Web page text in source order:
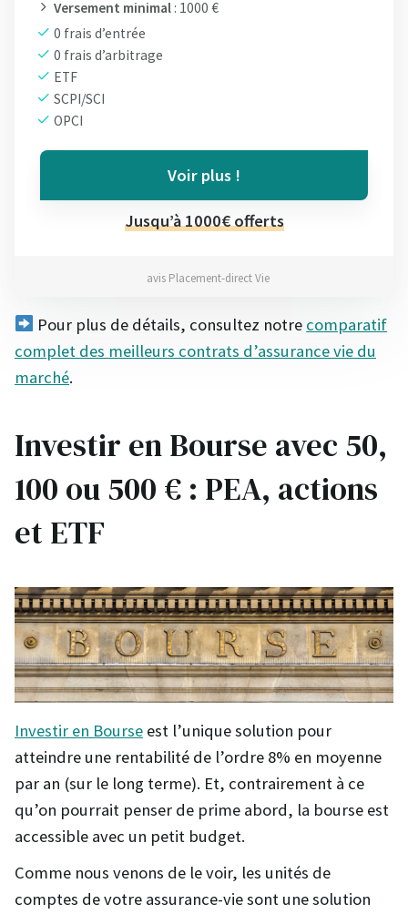
Versement minimal : 1000 €
0 frais d’entrée
0 frais d’arbitrage
ETF
SCPI/SCI
OPCI
Voir plus !
Jusqu’à 1000€ offerts
avis Placement-direct Vie
Pour plus de détails, consultez notre comparatif
complet des meilleurs contrats d’assurance vie du
marché.
Investir en Bourse avec 50,
100 ou 500 € : PEA, actions
et ETF
Investir en Bourse est l’unique solution pour
atteindre une rentabilité de l’ordre 8% en moyenne
par an (sur le long terme). Et, contrairement à ce
qu’on pourrait penser de prime abord, la bourse est
accessible avec un petit budget.
Comme nous venons de le voir, les unités de
comptes de votre assurance-vie sont une solution